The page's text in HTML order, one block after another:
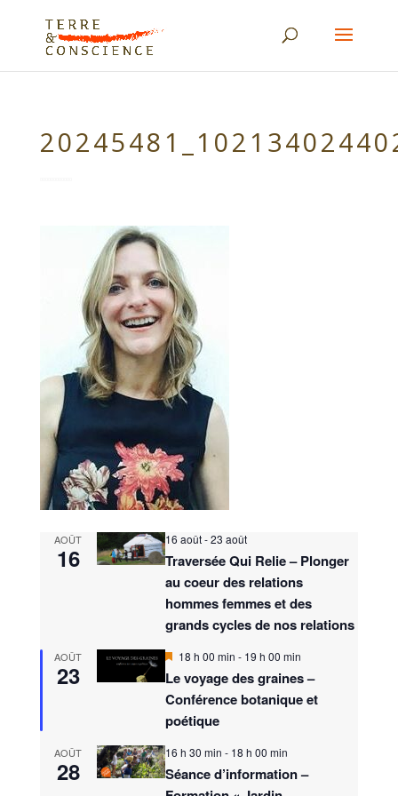
AOÛT
16
16 août-23 août
Traversée Qui Relie – Plonger
au coeur des relations
hommes femmes et des
grands cycles de nos relations
AOÛT
23
M
s
e
a
a
n
t
18 h 00 min - 19 h 00 min
Le voyage des graines –
Conférence botanique et
poétique
AOÛT
28
16 h 30 min - 18 h 00 min
Séance d’information –